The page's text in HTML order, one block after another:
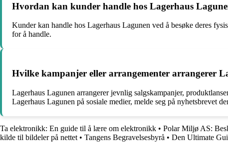
Hvordan kan kunder handle hos Lagerhaus
Kunder kan handle hos Lagerhaus Lagunen ved å besøke deres
for å handle.
Hvilke kampanjer eller arrangementer arrangerer
Lagerhaus Lagunen arrangerer jevnlig salgskampanjer,
Lagerhaus Lagunen på sosiale medier, melde seg på nyhetsbrevet
Ta elektronikk: En guide til å lære om elektronikk • Polar Miljø AS:
kilde til bildeler på nettet • Tangens Begravelsesbyrå • Den Ultimate